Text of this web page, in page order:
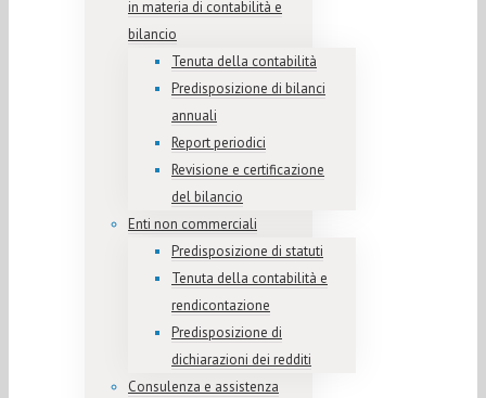
in materia di contabilità e
bilancio
Tenuta della contabilità
Predisposizione di bilanci
annuali
Report periodici
Revisione e certificazione
del bilancio
Enti non commerciali
Predisposizione di statuti
Tenuta della contabilità e
rendicontazione
Predisposizione di
dichiarazioni dei redditi
Consulenza e assistenza